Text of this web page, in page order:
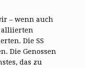
– wenn auch
alliierten
Die SS
Die Genossen
das zu